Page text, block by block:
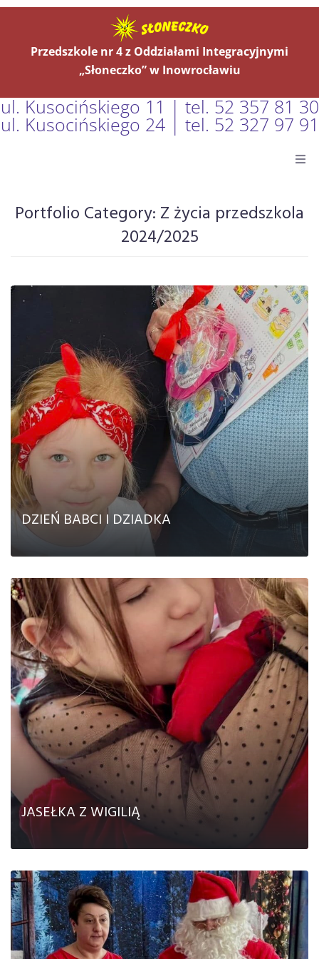
Przedszkole nr 4 z Oddziałami Integracyjnymi
„Słoneczko” w Inowrocławiu
ul. Kusocińskiego 11 | tel. 52 357 81 30
ul. Kusocińskiego 24 | tel. 52 327 97 91
Grupy
Kontakt
Portfolio Category: Z życia przedszkola
2024/2025
DZIEŃ BABCI I DZIADKA
CZYTAJ DALEJ
JASEŁKA Z WIGILIĄ
CZYTAJ DALEJ